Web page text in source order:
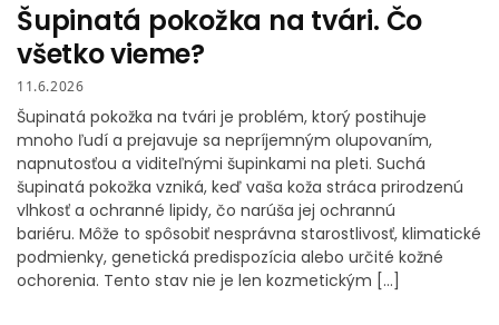
Šupinatá pokožka na tvári. Čo
všetko vieme?
11.6.2026
Šupinatá pokožka na tvári je problém, ktorý postihuje
mnoho ľudí a prejavuje sa nepríjemným olupovaním,
napnutosťou a viditeľnými šupinkami na pleti. Suchá
šupinatá pokožka vzniká, keď vaša koža stráca prirodzenú
vlhkosť a ochranné lipidy, čo narúša jej ochrannú
bariéru. Môže to spôsobiť nesprávna starostlivosť, klimatické
podmienky, genetická predispozícia alebo určité kožné
ochorenia. Tento stav nie je len kozmetickým […]